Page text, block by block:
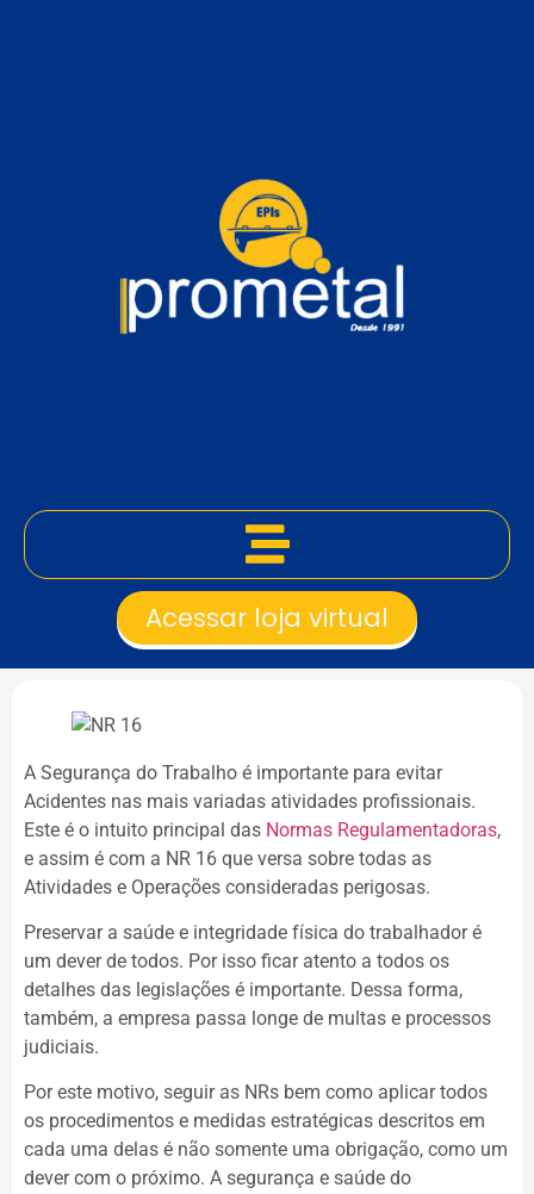
Acessar loja virtual
A Segurança do Trabalho é importante para evitar
Acidentes nas mais variadas atividades profissionais.
Este é o intuito principal das Normas Regulamentadoras,
e assim é com a NR 16 que versa sobre todas as
Atividades e Operações consideradas perigosas.
Preservar a saúde e integridade física do trabalhador é
um dever de todos. Por isso ficar atento a todos os
detalhes das legislações é importante. Dessa forma,
também, a empresa passa longe de multas e processos
judiciais.
Por este motivo, seguir as NRs bem como aplicar todos
os procedimentos e medidas estratégicas descritos em
cada uma delas é não somente uma obrigação, como um
dever com o próximo. A segurança e saúde do